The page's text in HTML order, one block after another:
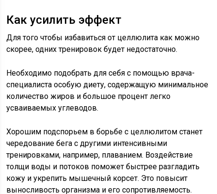
Как усилить эффект
Для того чтобы избавиться от целлюлита как можно
скорее, одних тренировок будет недостаточно.
Необходимо подобрать для себя с помощью врача-
специалиста особую диету, содержащую минимальное
количество жиров и большое процент легко
усваиваемых углеводов.
Хорошим подспорьем в борьбе с целлюлитом станет
чередование бега с другими интенсивными
тренировками, например, плаванием. Воздействие
толщи воды и потоков поможет быстрее разгладить
кожу и укрепить мышечный корсет. Это повысит
выносливость организма и его сопротивляемость.